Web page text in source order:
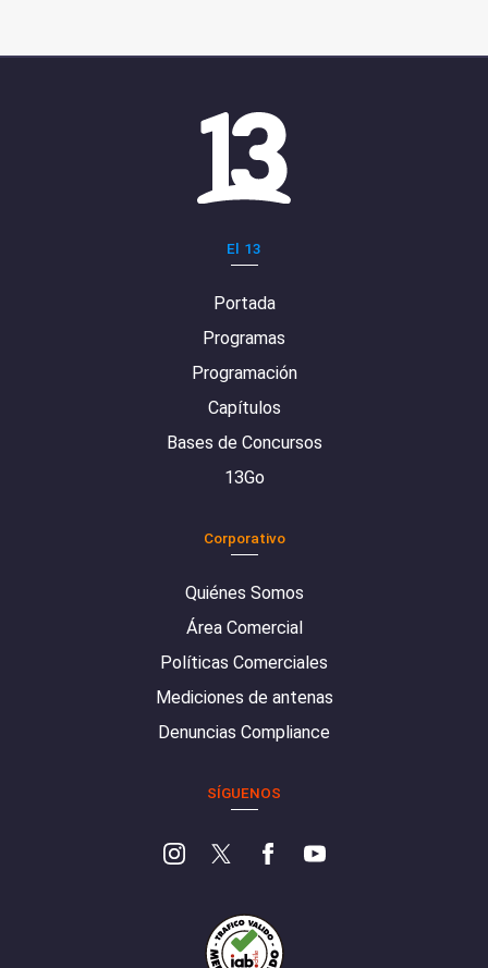
El 13
Portada
Programas
Programación
Capítulos
Bases de Concursos
13Go
Corporativo
Quiénes Somos
Área Comercial
Políticas Comerciales
Mediciones de antenas
Denuncias Compliance
SÍGUENOS